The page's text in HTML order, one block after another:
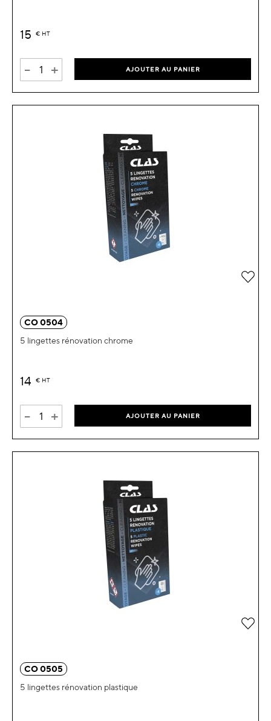
15 € HT
- + AJOUTER AU PANIER
CO 0504
5 lingettes rénovation chrome
14 € HT
- + AJOUTER AU PANIER
CO 0505
5 lingettes rénovation plastique